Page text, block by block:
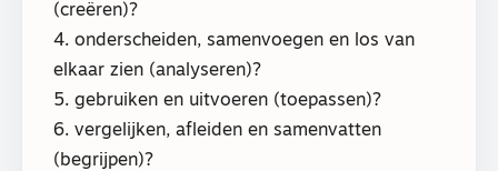
(creëren)?
4. onderscheiden, samenvoegen en los van
elkaar zien (analyseren)?
5. gebruiken en uitvoeren (toepassen)?
6. vergelijken, afleiden en samenvatten
(begrijpen)?